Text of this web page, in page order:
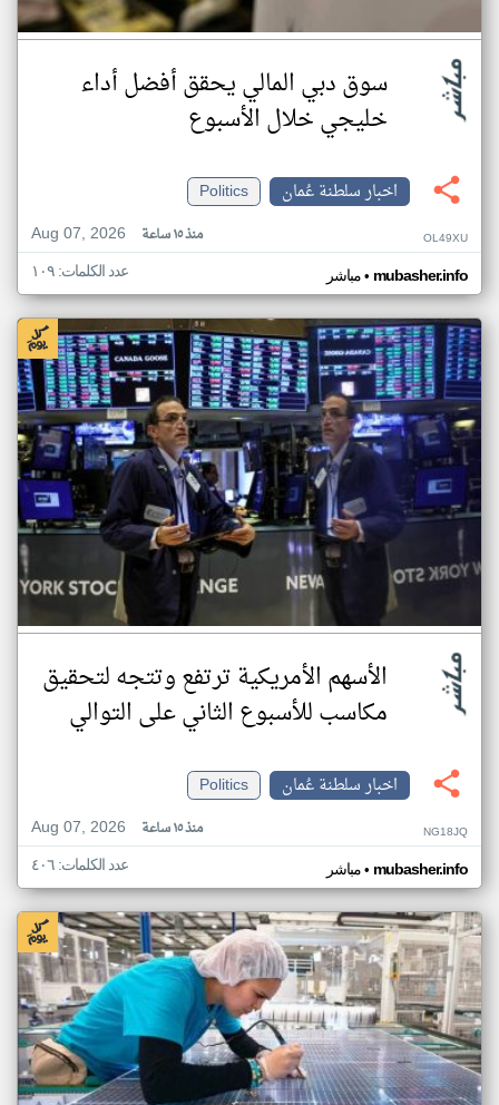
سوق دبي المالي يحقق أفضل أداء
خليجي خلال الأسبوع
اخبار سلطنة عُمان
Politics
Aug 07, 2026
منذ ١٥ ساعة OL49XU
مباشر• mubasher.info عدد الكلمات: ١٠٩
الأسهم الأمريكية ترتفع وتتجه لتحقيق
مكاسب للأسبوع الثاني على التوالي
اخبار سلطنة عُمان
Politics
Aug 07, 2026
منذ ١٥ ساعة NG18JQ
مباشر• mubasher.info عدد الكلمات: ٤٠٦